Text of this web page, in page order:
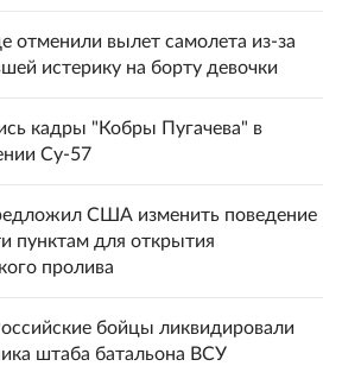
отменили вылет самолета из-за
истерику на борту девочки
кадры "Кобры Пугачева" в
Су-57
США изменить поведение
пунктам для открытия
пролива
бойцы ликвидировали
штаба батальона ВСУ